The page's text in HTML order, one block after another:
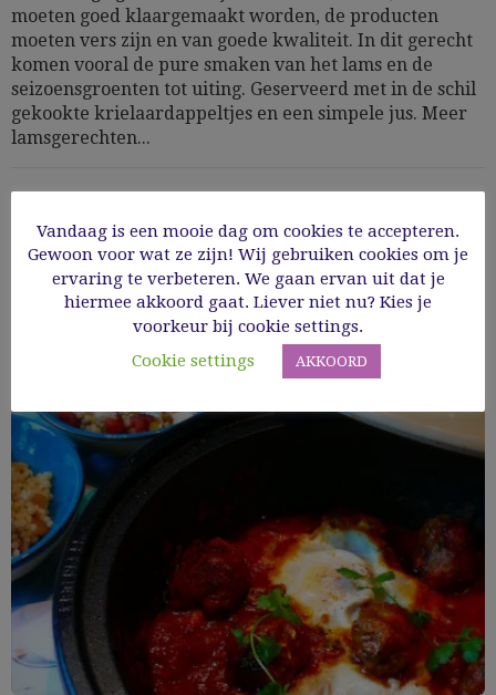
moeten goed klaargemaakt worden, de producten
moeten vers zijn en van goede kwaliteit. In dit gerecht
komen vooral de pure smaken van het lams en de
seizoensgroenten tot uiting. Geserveerd met in de schil
gekookte krielaardappeltjes en een simpele jus. Meer
lamsgerechten...
Read More
Vandaag is een mooie dag om cookies te accepteren.
Gewoon voor wat ze zijn! Wij gebruiken cookies om je
ervaring te verbeteren. We gaan ervan uit dat je
hiermee akkoord gaat. Liever niet nu? Kies je
voorkeur bij cookie settings.
Cookie settings
AKKOORD